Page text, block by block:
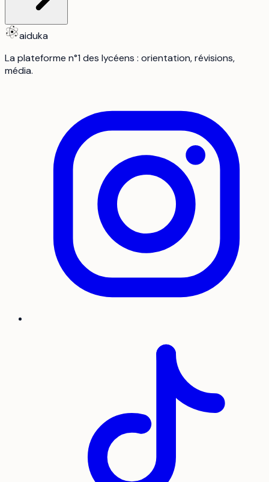
aiduka
La plateforme n°1 des lycéens : orientation, révisions,
média.